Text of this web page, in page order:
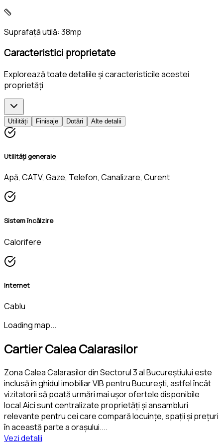
Suprafață utilă: 38mp
Caracteristici proprietate
Explorează toate detaliile și caracteristicile acestei
proprietăți
Utilități Finisaje Dotări Alte detalii
Utilități generale
Apă, CATV, Gaze, Telefon, Canalizare, Curent
Sistem încălzire
Calorifere
Internet
Cablu
Loading map...
Cartier Calea Calarasilor
Zona Calea Calarasilor din Sectorul 3 al Bucureștiului este
inclusă în ghidul imobiliar VIB pentru București, astfel încât
vizitatorii să poată urmări mai ușor ofertele disponibile
local.Aici sunt centralizate proprietăți și ansambluri
relevante pentru cei care compară locuințe, spații și prețuri
în această parte a orașului....
Vezi detalii